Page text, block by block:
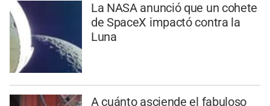
La NASA anunció que un cohete
de SpaceX impactó contra la
Luna
A cuánto asciende el fabuloso